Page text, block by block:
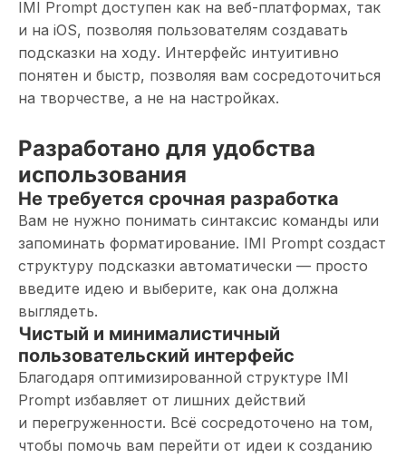
IMI Prompt доступен как на веб-платформах, так
и на iOS, позволяя пользователям создавать
подсказки на ходу. Интерфейс интуитивно
понятен и быстр, позволяя вам сосредоточиться
на творчестве, а не на настройках.
Разработано для удобства
использования
Не требуется срочная разработка
Вам не нужно понимать синтаксис команды или
запоминать форматирование. IMI Prompt создаст
структуру подсказки автоматически — просто
введите идею и выберите, как она должна
выглядеть.
Чистый и минималистичный
пользовательский интерфейс
Благодаря оптимизированной структуре IMI
Prompt избавляет от лишних действий
и перегруженности. Всё сосредоточено на том,
чтобы помочь вам перейти от идеи к созданию